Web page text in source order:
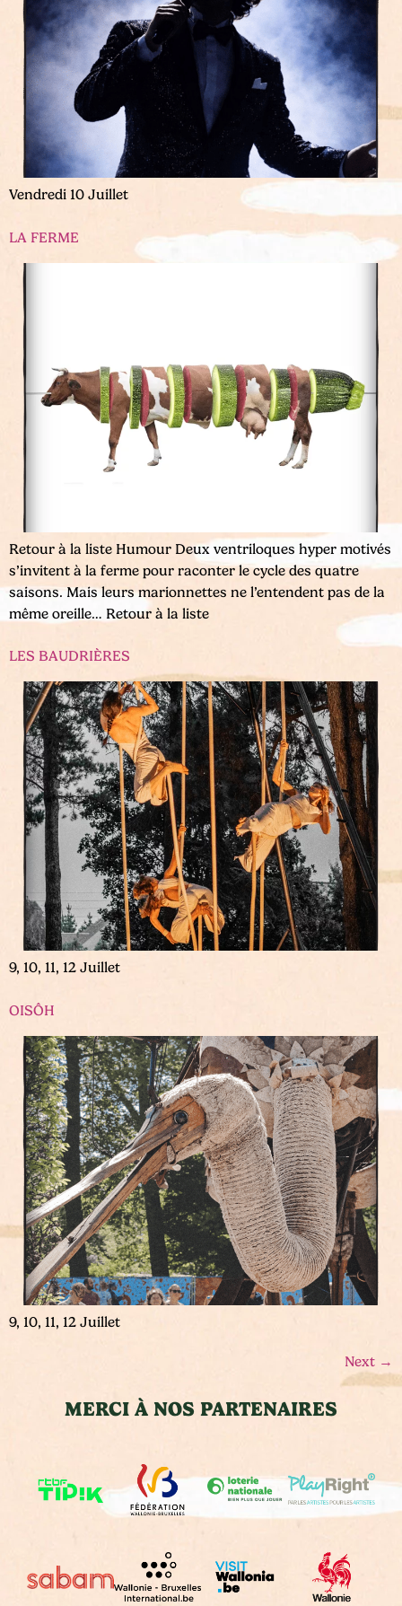
Vendredi 10 Juillet
LA FERME
Retour à la liste Humour Deux ventriloques hyper motivés
s’invitent à la ferme pour raconter le cycle des quatre
saisons. Mais leurs marionnettes ne l’entendent pas de la
même oreille… Retour à la liste
LES BAUDRIÈRES
9, 10, 11, 12 Juillet
OISÔH
9, 10, 11, 12 Juillet
Next →
MERCI À NOS PARTENAIRES